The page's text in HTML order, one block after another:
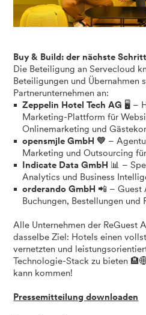
Buy & Build: der nächste Schritt
Die Beteiligung an Servecloud
Beteiligungen und Übernahmen
Partnerunternehmen an:
Zeppelin Hotel Tech AG 🖥️ –
Marketing-Plattform für
Onlinemarketing und
opensmjle GmbH 💛 –
Marketing und Outsourcing
Indicate Data GmbH 📊 –
Analytics und Business
orderando GmbH 📲 – Guest
Buchungen, Bestellungen und
Alle Unternehmen der ReGuest
dasselbe Ziel: Hotels einen
vernetzten und
Technologie-Stack zu bieten
kann kommen!
Pressemitteilung downloaden